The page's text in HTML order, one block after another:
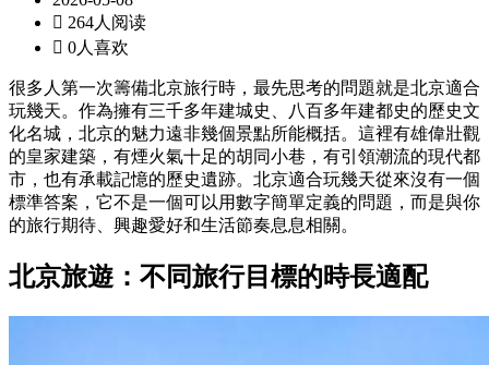
 264人阅读
 0人喜欢
很多人第一次籌備北京旅行時，最先思考的問題就是北京適合
玩幾天。作為擁有三千多年建城史、八百多年建都史的歷史文
化名城，北京的魅力遠非幾個景點所能概括。這裡有雄偉壯觀
的皇家建築，有煙火氣十足的胡同小巷，有引領潮流的現代都
市，也有承載記憶的歷史遺跡。北京適合玩幾天從來沒有一個
標準答案，它不是一個可以用數字簡單定義的問題，而是與你
的旅行期待、興趣愛好和生活節奏息息相關。
北京旅遊：不同旅行目標的時長適配